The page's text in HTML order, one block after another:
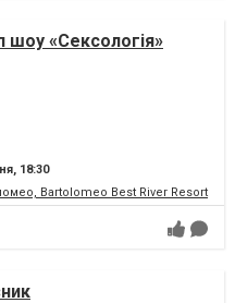
шоу «Сексологія»
18:30
Bartolomeo Best River Resort